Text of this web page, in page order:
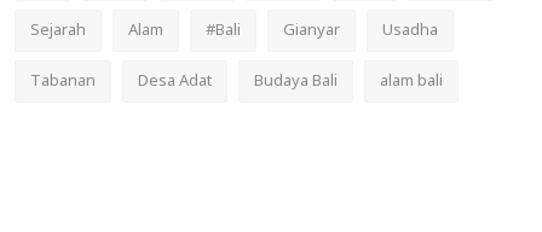
Sejarah
Alam #Bali Gianyar
Usadha
Tabanan
Desa Adat Budaya Bali alam bali